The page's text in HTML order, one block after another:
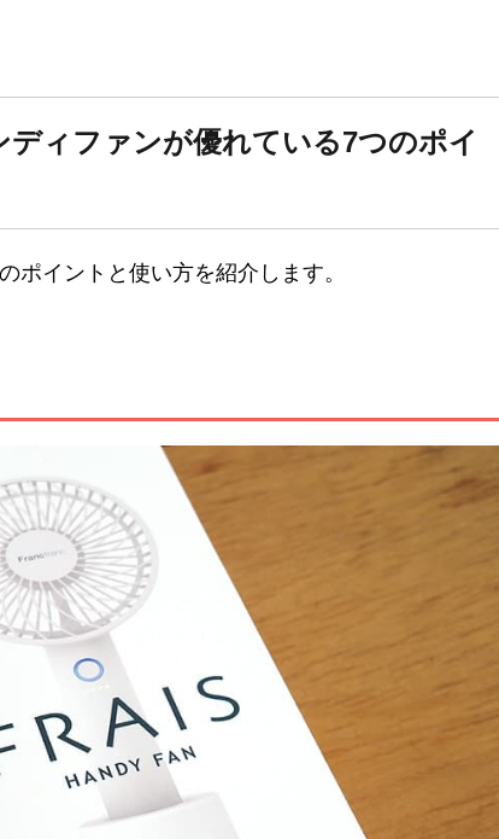
ィファンが優れている7つのポイ
ポイントと使い方を紹介します。